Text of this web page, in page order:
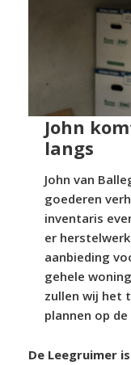
John
langs
John van
goederen
inventaris
er
aanbieding
gehele
zullen wij het
plannen op
De Leegruimer